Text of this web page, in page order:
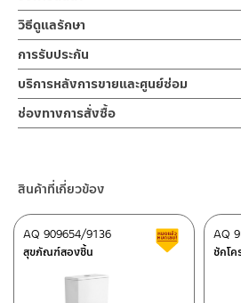
ผลิตจากเซรามิคเคลือบ
ติดตั้งแบบแขวนเข้ากำแพง
วิธีดูแลรักษา
ข้อห้ามในการใช้งาน
1.1 ห้ามโยนของแข็งลงบนอ่างล้างหน้า
1.2 ห้ามใช้ฝอยเหล็ก แปรงลวดหรือแผ่นฟอ
ทำให้ผิวเคลือบเสียได้
1.2 DO not scrub by using hard or
ceramic or cabinet
ข้อแนะนำในการดูแลรักษา
2.1 ระวังอย่าทิ้งคราบไว้สกปรกไว้บนพื้นผิว
2.2 เทคนิคการทำความสะอาดที่ดีคือล้างน้ำ
การรับประกัน
รับประกันอ่างเซรามิค ไม่ร้าวราน ตลอดอายุ
บริการหลังการขายและศูนย์ซ่อม
ช่องทางออนไลน์
– Email: contact@charnpaiboon.com
ช่องทางการสั่งซื้อ
– Shopee
–Lazada
ติดต่อพนักงานขาย / Contact Sales
@charnpaiboon.sales
สินค้าที่เกี่ยวข้อง
สุขภัณฑ์สองชิ้น
AQ 909654/9136 สินค้าล
ชักโ
AQ